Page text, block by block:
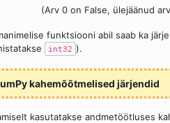
(Arv 0 on False, ülejäänud
funktsiooni abil saab ka
int32 ).
kahemõõtmelised järjendid
kasutatakse andmetöötluses